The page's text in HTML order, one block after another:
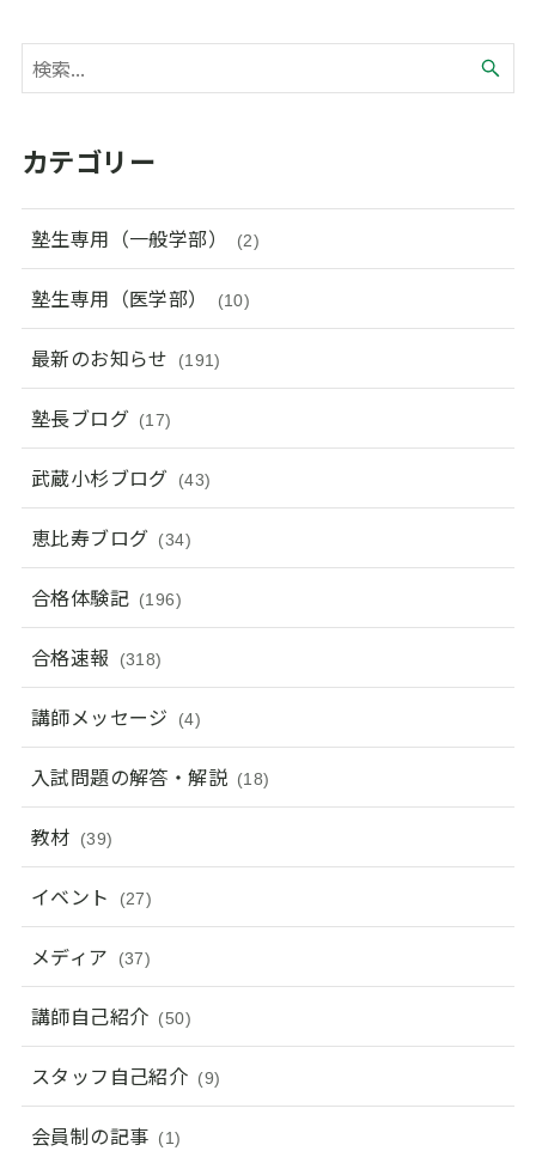
カテゴリー
塾生専用（一般学部） (2)
塾生専用（医学部） (10)
最新のお知らせ (191)
塾長ブログ (17)
武蔵小杉ブログ (43)
恵比寿ブログ (34)
合格体験記 (196)
合格速報 (318)
講師メッセージ (4)
入試問題の解答・解説 (18)
教材 (39)
イベント (27)
メディア (37)
講師自己紹介 (50)
スタッフ自己紹介 (9)
会員制の記事 (1)